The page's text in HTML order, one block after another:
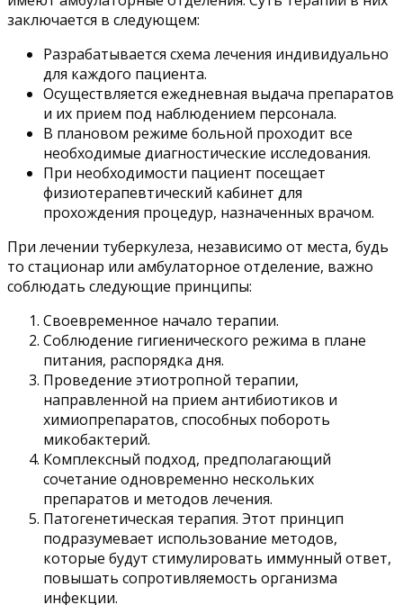
заключается в следующем:
Разрабатывается схема лечения индивидуально
для каждого пациента.
Осуществляется ежедневная выдача препаратов
и их прием под наблюдением персонала.
В плановом режиме больной проходит все
необходимые диагностические исследования.
При необходимости пациент посещает
физиотерапевтический кабинет для
прохождения процедур, назначенных врачом.
При лечении туберкулеза, независимо от места, будь
то стационар или амбулаторное отделение, важно
соблюдать следующие принципы:
Своевременное начало терапии.
Соблюдение гигиенического режима в плане
питания, распорядка дня.
Проведение этиотропной терапии,
направленной на прием антибиотиков и
химиопрепаратов, способных побороть
микобактерий.
Комплексный подход, предполагающий
сочетание одновременно нескольких
препаратов и методов лечения.
Патогенетическая терапия. Этот принцип
подразумевает использование методов,
которые будут стимулировать иммунный ответ,
повышать сопротивляемость организма
инфекции.